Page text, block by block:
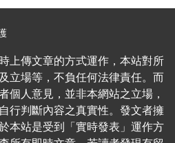
上傳文章的方式運作，本站對所
立場等，不負任何法律責任。而
個人意見，並非本網站之立場，
行判斷內容之真實性。發文者擁
本站是受到「實時發表」運作方